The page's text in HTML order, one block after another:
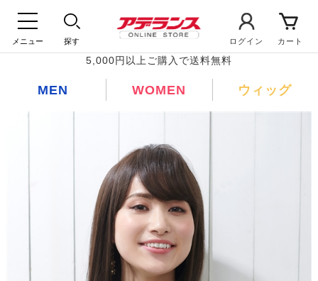
メニュー 探す ログイン カート
5,000円以上ご購入で送料無料
MEN WOMEN ウィッグ